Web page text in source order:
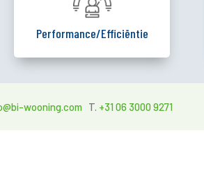
Performance/Efficiëntie
wooning.com T. +31 06 3000 9271